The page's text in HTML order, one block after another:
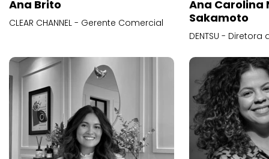
Ana Brito
CLEAR CHANNEL - Gerente Comercial
Ana Carolina
Sakamoto
DENTSU -